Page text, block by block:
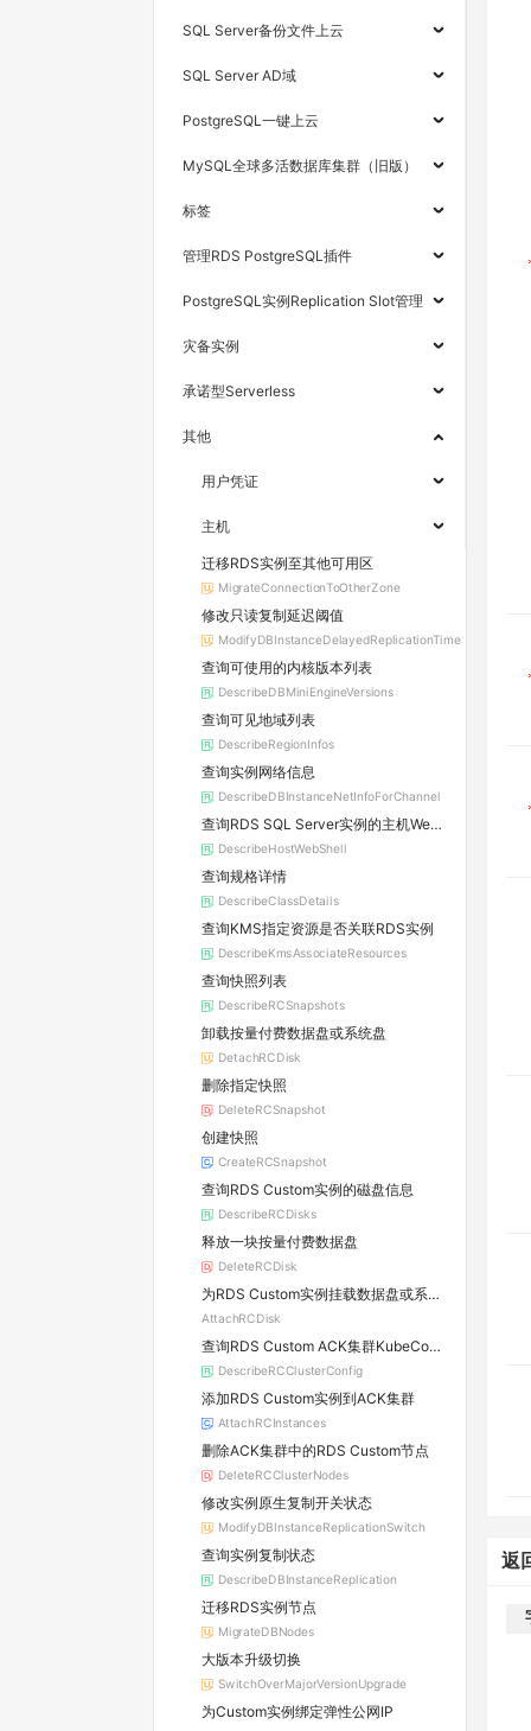
SQL Server备份文件上云
SQL Server AD域
PostgreSQL一键上云
MySQL全球多活数据库集群（旧版）
标签
管理RDS PostgreSQL插件
PostgreSQL实例Replication Slot管理
灾备实例
承诺型Serverless
其他
用户凭证
主机
迁移RDS实例至其他可用区
MigrateConnectionToOtherZone
修改只读复制延迟阈值
ModifyDBInstanceDelayedReplicationTime
查询可使用的内核版本列表
DescribeDBMiniEngineVersions
查询可见地域列表
DescribeRegionInfos
查询实例网络信息
DescribeDBInstanceNetInfoForChannel
查询RDS SQL Server实例的主机WebShell登录信息
DescribeHostWebShell
查询规格详情
DescribeClassDetails
查询KMS指定资源是否关联RDS实例
DescribeKmsAssociateResources
查询快照列表
DescribeRCSnapshots
卸载按量付费数据盘或系统盘
DetachRCDisk
删除指定快照
DeleteRCSnapshot
创建快照
CreateRCSnapshot
查询RDS Custom实例的磁盘信息
DescribeRCDisks
释放一块按量付费数据盘
DeleteRCDisk
为RDS Custom实例挂载数据盘或系统盘
AttachRCDisk
查询RDS Custom ACK集群KubeConfig
DescribeRCClusterConfig
添加RDS Custom实例到ACK集群
AttachRCInstances
删除ACK集群中的RDS Custom节点
DeleteRCClusterNodes
修改实例原生复制开关状态
ModifyDBInstanceReplicationSwitch
查询实例复制状态
DescribeDBInstanceReplication
迁移RDS实例节点
MigrateDBNodes
大版本升级切换
SwitchOverMajorVersionUpgrade
为Custom实例绑定弹性公网IP
返